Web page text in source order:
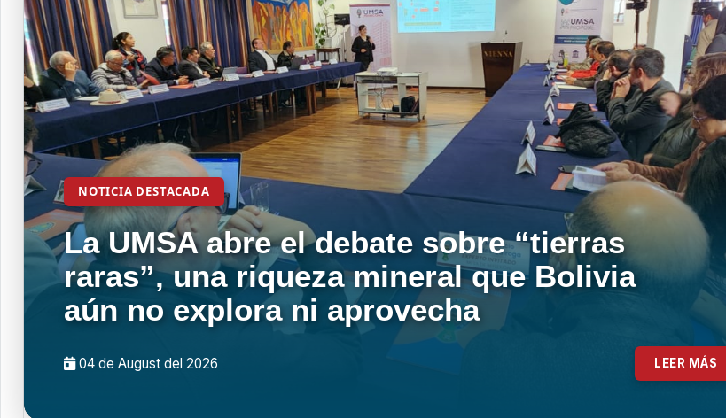
NOTICIA DESTACADA
La UMSA abre el debate sobre “tierras
raras”, una riqueza mineral que Bolivia
aún no explora ni aprovecha
04 de August del 2026 LEER MÁS